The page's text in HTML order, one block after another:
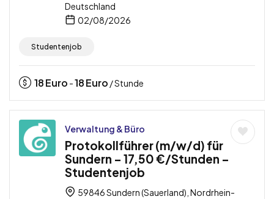
Deutschland
02/08/2026
Studentenjob
18Euro -18Euro / Stunde
Verwaltung & Büro
Protokollführer (m/w/d) für
Sundern – 17,50 €/Stunden –
Studentenjob
59846 Sundern (Sauerland), Nordrhein-